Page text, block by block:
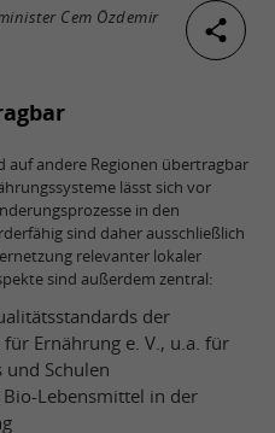
Cem Özdemir
auf andere Regionen übertragbar
lässt sich vor
in den
sind daher ausschließlich
relevanter lokaler
sind außerdem zentral:
der
Ernährung e. V., u.a. für
und Schulen
Lebensmittel in der